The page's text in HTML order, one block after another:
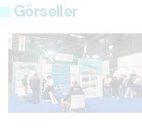
Görseller